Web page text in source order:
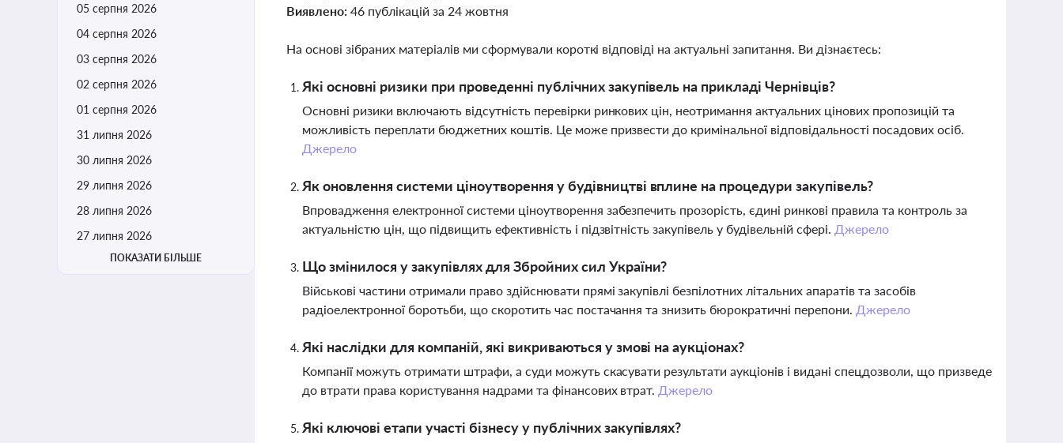
05 серпня 2026
04 серпня 2026
03 серпня 2026
02 серпня 2026
01 серпня 2026
31 липня 2026
30 липня 2026
29 липня 2026
28 липня 2026
27 липня 2026
ПОКАЗАТИ БІЛЬШЕ
Виявлено: 46 публікацій за 24 жовтня
На основі зібраних матеріалів ми сформували короткі відповіді на актуальні запитання. Ви дізнаєтесь:
Які основні ризики при проведенні публічних закупівель на прикладі Чернівців?
Основні ризики включають відсутність перевірки ринкових цін, неотримання актуальних цінових пропозицій та
можливість переплати бюджетних коштів. Це може призвести до кримінальної відповідальності посадових осіб.
Джерело
Як оновлення системи ціноутворення у будівництві вплине на процедури закупівель?
Впровадження електронної системи ціноутворення забезпечить прозорість, єдині ринкові правила та контроль за
актуальністю цін, що підвищить ефективність і підзвітність закупівель у будівельній сфері. Джерело
Що змінилося у закупівлях для Збройних сил України?
Військові частини отримали право здійснювати прямі закупівлі безпілотних літальних апаратів та засобів
радіоелектронної боротьби, що скоротить час постачання та знизить бюрократичні перепони. Джерело
Які наслідки для компаній, які викриваються у змові на аукціонах?
Компанії можуть отримати штрафи, а суди можуть скасувати результати аукціонів і видані спецдозволи, що призведе
до втрати права користування надрами та фінансових втрат. Джерело
Які ключові етапи участі бізнесу у публічних закупівлях?